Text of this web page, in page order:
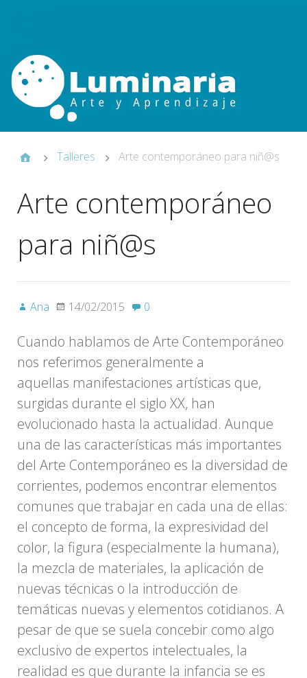
Talleres Arte contemporáneo para niñ@s
Arte contemporáneo
para niñ@s
Ana 14/02/2015 0
Cuando hablamos de Arte Contemporáneo
nos referimos generalmente a
aquellas manifestaciones artísticas que,
surgidas durante el siglo XX, han
evolucionado hasta la actualidad. Aunque
una de las características más importantes
del Arte Contemporáneo es la diversidad de
corrientes, podemos encontrar elementos
comunes que trabajar en cada una de ellas:
el concepto de forma, la expresividad del
color, la figura (especialmente la humana),
la mezcla de materiales, la aplicación de
nuevas técnicas o la introducción de
temáticas nuevas y elementos cotidianos. A
pesar de que se suela concebir como algo
exclusivo de expertos intelectuales, la
realidad es que durante la infancia se es